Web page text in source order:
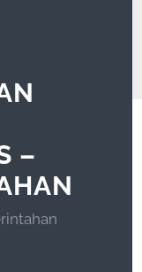
–